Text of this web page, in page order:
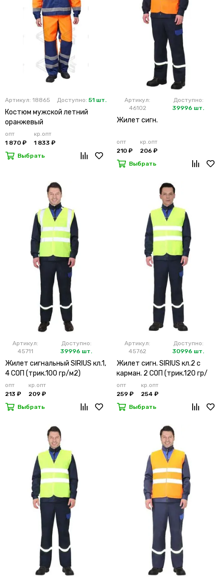
Артикул: 18865 Доступно: 51 шт.
Костюм мужской летний
оранжевый
опт
1 870 ₽
кр.опт
1 833 ₽
Выбрать
Артикул:
46102
Доступно:
39996 шт.
Жилет сигн.
опт
210 ₽
кр.опт
206 ₽
Выбрать
Артикул:
45711
Доступно:
39996 шт.
Жилет сигнальный SIRIUS кл.1,
4 СОП (трик.100 гр/м2)
лимонный
опт
213 ₽
кр.опт
209 ₽
Выбрать
Артикул:
45762
Доступно:
30996 шт.
Жилет сигн. SIRIUS кл.2 с
карман. 2 СОП (трик.120 гр/
м2)
опт
259 ₽
кр.опт
254 ₽
Выбрать